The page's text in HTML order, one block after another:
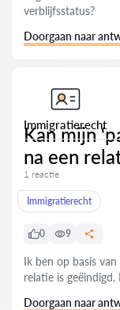
verblijfsstatus?
Doorgaan naar
Immigratierecht
Kan mijn
na een
1 reactie
Immigratierecht
0 9
Ik ben op basis
relatie is
Doorgaan naar